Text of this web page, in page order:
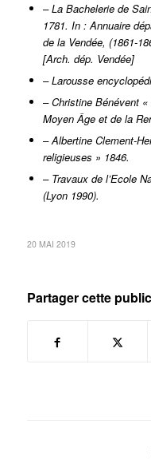
– La Bachelerie de
1781. In : Annuaire
de la Vendée, (1861-
[Arch. dép. Vendée]
– Larousse
– Christine Bénévent
Moyen Âge et de la
– Albertine Clement-
religieuses » 1846.
– Travaux de l’Ecole
(Lyon 1990).
20 MAI 2019
Partager cette